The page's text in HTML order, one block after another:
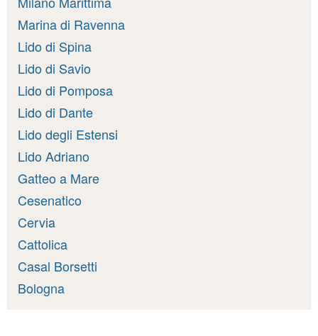
Marina di Ravenna
Lido di Spina
Lido di Savio
Lido di Pomposa
Lido di Dante
Lido degli Estensi
Lido Adriano
Gatteo a Mare
Cesenatico
Cervia
Cattolica
Casal Borsetti
Bologna